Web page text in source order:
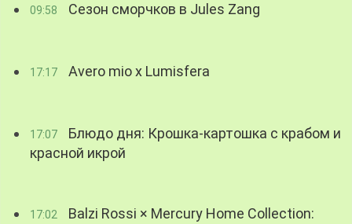
09:58 Сезон сморчков в Jules Zang
17:17 Avero mio x Lumisfera
17:07
Блюдо дня: Крошка-картошка с крабом и
красной икрой
17:02
Balzi Rossi × Mercury Home Collection: